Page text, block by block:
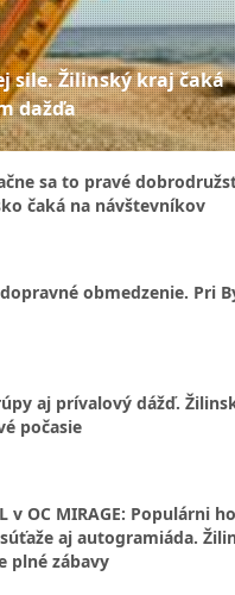
sile. Žilinský kraj čaká
dažďa
sa to pravé
čaká na návštevníkov
obmedzenie. Pri
aj prívalový dážď.
počasie
v OC MIRAGE: Populárni
aj autogramiáda.
plné zábavy